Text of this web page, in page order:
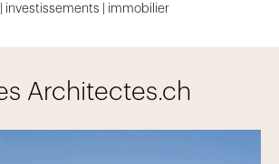
investissements | immobilier
Architectes.ch